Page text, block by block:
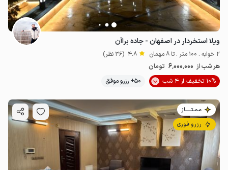
ویلا استخردار در اصفهان - جاده براآن
2 خوابه . 100 متر . تا 8 مهمان 4.8 (36 نظر)
هر شب از 6٬000٬000 تومان
10% تخفیف از 4 شب
50+ رزرو موفق
مـمـتــــــاز
رزرو فوری